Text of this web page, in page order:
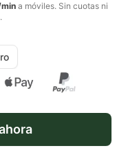
a móviles. Sin cuotas ni